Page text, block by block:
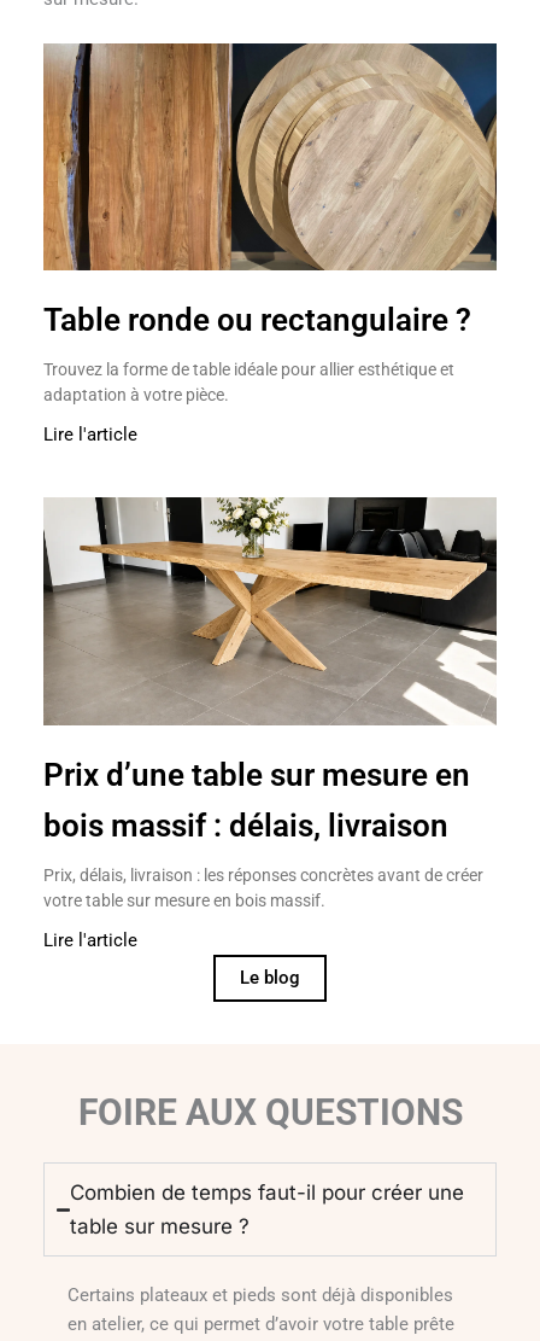
Table ronde ou rectangulaire ?
Trouvez la forme de table idéale pour allier esthétique et
adaptation à votre pièce.
Lire l'article
Prix d’une table sur mesure en
bois massif : délais, livraison
Prix, délais, livraison : les réponses concrètes avant de créer
votre table sur mesure en bois massif.
Lire l'article
Le blog
FOIRE AUX QUESTIONS
Combien de temps faut-il pour créer une
table sur mesure ?
Certains plateaux et pieds sont déjà disponibles
en atelier, ce qui permet d’avoir votre table prête